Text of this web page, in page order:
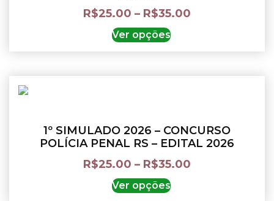
R$25.00 – R$35.00
Ver opções
1º SIMULADO 2026 – CONCURSO
POLÍCIA PENAL RS – EDITAL 2026
R$25.00 – R$35.00
Ver opções